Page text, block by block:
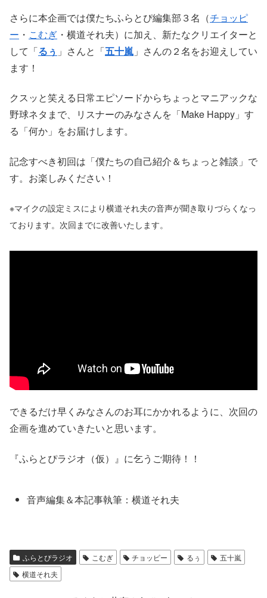
さらに本企画では僕たちふらとぴ編集部３名（チョッピ
ー ・ こむぎ ・横道それ夫）に加え、新たなクリエイターと
して「るぅ 」さんと「五十嵐 」さんの２名をお迎えしてい
ます！
クスッと笑える日常エピソードからちょっとマニアックな
野球ネタまで、リスナーのみなさんを「Make Happy」す
る「何か」をお届けします。
記念すべき初回は「僕たちの自己紹介＆ちょっと雑談」で
す。お楽しみください！
※マイクの設定ミスにより横道それ夫の音声が聞き取りづらくなっ
ております。次回までに改善いたします。
できるだけ早くみなさんのお耳にかかれるように、次回の
企画を進めていきたいと思います。
『ふらとぴラジオ（仮）』に乞うご期待！！
音声編集＆本記事執筆：横道それ夫
ふらとぴラジオ こむぎ チョッピー るぅ
五十嵐
横道それ夫